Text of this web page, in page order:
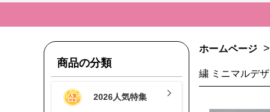
📢 当店は正真
📢
📢 新作入荷！
📢 当店は正真
商品の分類
2026人気特集
ホームページ >
繍 ミニマルデ